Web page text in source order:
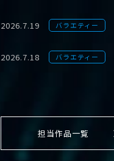
2026.7.19 バラエティー
2026.7.18 バラエティー
担当作品一覧